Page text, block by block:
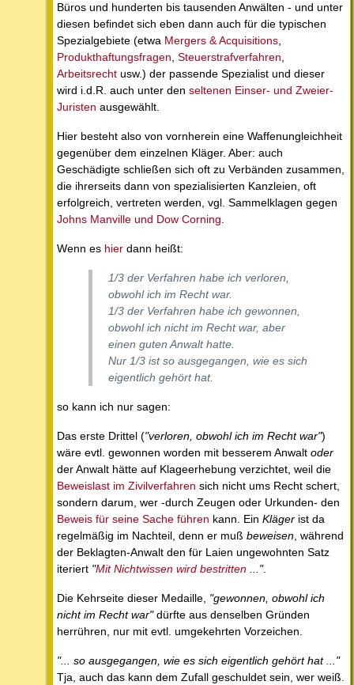
Büros und hunderten bis tausenden Anwälten - und unter
diesen befindet sich eben dann auch für die typischen
Spezialgebiete (etwa Mergers & Acquisitions,
Produkthaftungsfragen, Steuerstrafverfahren,
Arbeitsrecht usw.) der passende Spezialist und dieser
wird i.d.R. auch unter den seltenen Einser- und Zweier-
Juristen ausgewählt.
Hier besteht also von vornherein eine Waffenungleichheit
gegenüber dem einzelnen Kläger. Aber: auch
Geschädigte schließen sich oft zu Verbänden zusammen,
die ihrerseits dann von spezialisierten Kanzleien, oft
erfolgreich, vertreten werden, vgl. Sammelklagen gegen
Johns Manville und Dow Corning.
Wenn es hier dann heißt:
1/3 der Verfahren habe ich verloren,
obwohl ich im Recht war.
1/3 der Verfahren habe ich gewonnen,
obwohl ich nicht im Recht war, aber
einen guten Anwalt hatte.
Nur 1/3 ist so ausgegangen, wie es sich
eigentlich gehört hat.
so kann ich nur sagen:
Das erste Drittel ("verloren, obwohl ich im Recht war")
wäre evtl. gewonnen worden mit besserem Anwalt oder
der Anwalt hätte auf Klageerhebung verzichtet, weil die
Beweislast im Zivilverfahren sich nicht ums Recht schert,
sondern darum, wer -durch Zeugen oder Urkunden- den
Beweis für seine Sache führen kann. Ein Kläger ist da
regelmäßig im Nachteil, denn er muß beweisen, während
der Beklagten-Anwalt den für Laien ungewohnten Satz
iteriert "Mit Nichtwissen wird bestritten ...".
Die Kehrseite dieser Medaille, "gewonnen, obwohl ich
nicht im Recht war"dürfte aus denselben Gründen
herrühren, nur mit evtl. umgekehrten Vorzeichen.
"... so ausgegangen, wie es sich eigentlich gehört hat ..."
Tja, auch das kann dem Zufall geschuldet sein, wer weiß.